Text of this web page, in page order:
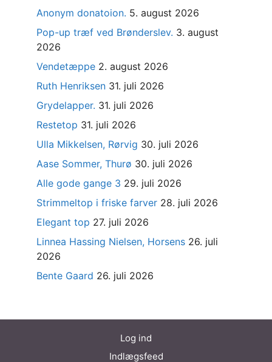
Anonym donatoion. 5. august 2026
Pop-up træf ved Brønderslev. 3. august
2026
Vendetæppe 2. august 2026
Ruth Henriksen 31. juli 2026
Grydelapper. 31. juli 2026
Restetop 31. juli 2026
Ulla Mikkelsen, Rørvig 30. juli 2026
Aase Sommer, Thurø 30. juli 2026
Alle gode gange 3 29. juli 2026
Strimmeltop i friske farver 28. juli 2026
Elegant top 27. juli 2026
Linnea Hassing Nielsen, Horsens 26. juli
2026
Bente Gaard 26. juli 2026
Log ind
Indlægsfeed